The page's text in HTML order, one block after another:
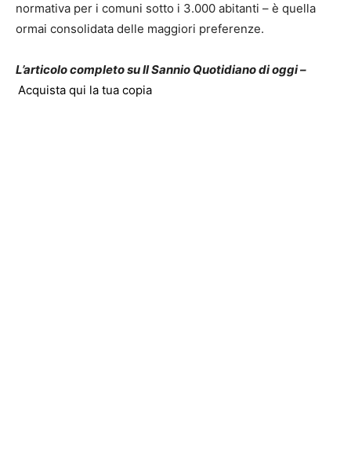
normativa per i comuni sotto i 3.000 abitanti – è quella
ormai consolidata delle maggiori preferenze.
L’articolo completo su Il Sannio Quotidiano di oggi –
Acquista qui la tua copia